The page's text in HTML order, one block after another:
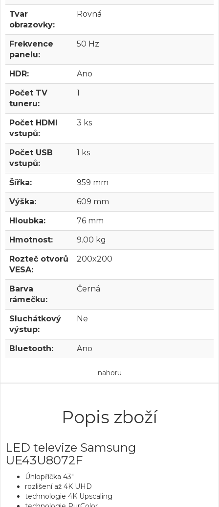
Tvar
obrazovky:
Rovná
Frekvence
panelu:
50 Hz
HDR: Ano
Počet TV
tuneru:
1
Počet HDMI
vstupů:
3 ks
Počet USB
vstupů:
1 ks
Šířka: 959 mm
Výška: 609 mm
Hloubka: 76 mm
Hmotnost: 9.00 kg
Rozteč otvorů
VESA:
200x200
Barva
rámečku:
Černá
Sluchátkový
výstup:
Ne
Bluetooth: Ano
nahoru
Popis zboží
LED televize Samsung
UE43U8072F
Úhlopříčka 43"
rozlišení až 4K UHD
technologie 4K Upscaling